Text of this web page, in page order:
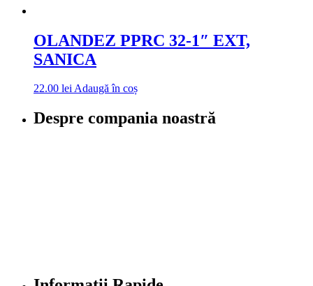
OLANDEZ PPRC 32-1″ EXT,
SANICA
22.00 leiAdaugă în coș
Despre compania noastră